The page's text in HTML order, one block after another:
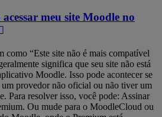
meu site Moodle no
como “Este site não é mais compatível
significa que seu site não está
Moodle. Isso pode acontecer se
provedor não oficial ou não tiver um
Para resolver isso, você pode: Assinar
Ou mude para o MoodleCloud ou